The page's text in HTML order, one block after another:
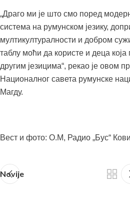
„Драго ми је што смо поред
система на румунском језику,
мултикултуралности и добром
таблу моћи да користе и деца која
другим језицима“, рекао је овом
Националног савета румунске
Магду.
Вест и фото: О.М, Радио „Бус“
Novije